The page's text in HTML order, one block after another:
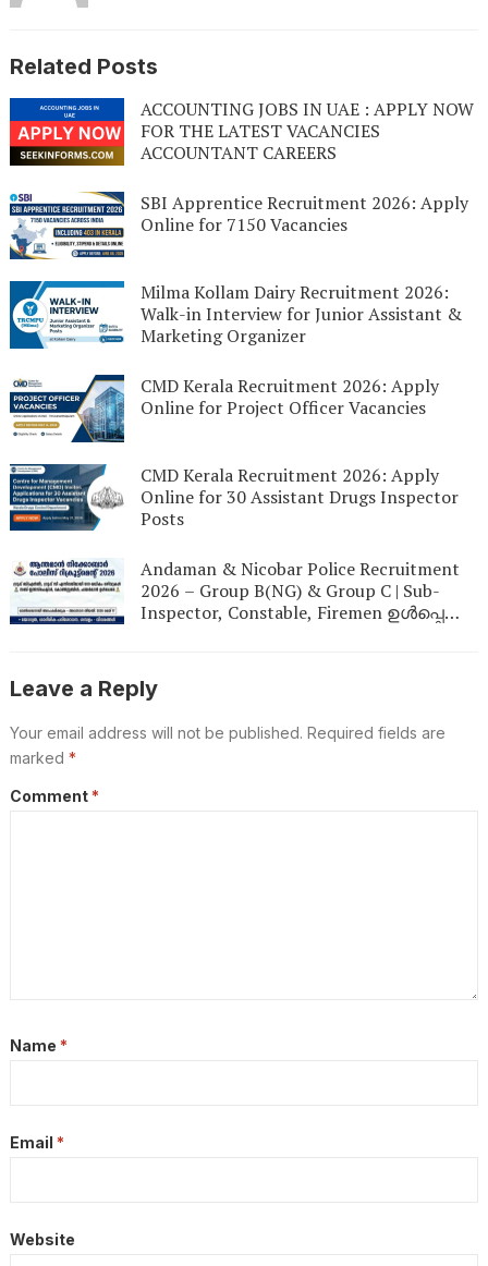
Related Posts
ACCOUNTING JOBS IN UAE : APPLY NOW
FOR THE LATEST VACANCIES
ACCOUNTANT CAREERS
SBI Apprentice Recruitment 2026: Apply
Online for 7150 Vacancies
Milma Kollam Dairy Recruitment 2026:
Walk-in Interview for Junior Assistant &
Marketing Organizer
CMD Kerala Recruitment 2026: Apply
Online for Project Officer Vacancies
CMD Kerala Recruitment 2026: Apply
Online for 30 Assistant Drugs Inspector
Posts
Andaman & Nicobar Police Recruitment
2026 – Group B(NG) & Group C | Sub-
Inspector, Constable, Firemen ഉൾപ്പെടെ
Leave a Reply
Your email address will not be published. Required fields are
marked *
Comment *
Name *
Email *
Website